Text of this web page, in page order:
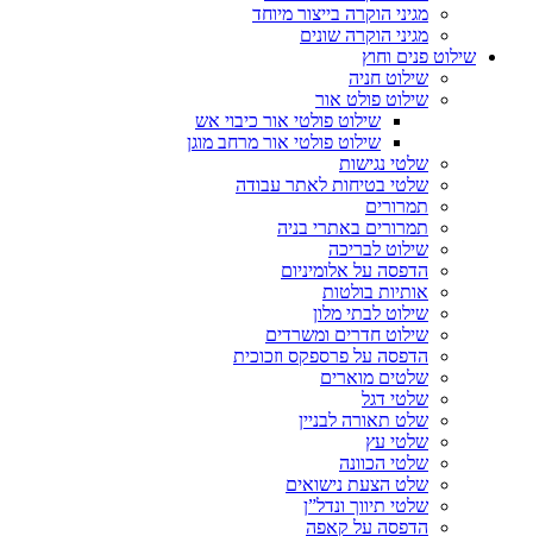
מגיני הוקרה בייצור מיוחד
מגיני הוקרה שונים
שילוט פנים וחוץ
שילוט חניה
שילוט פולט אור
שילוט פולטי אור כיבוי אש
שילוט פולטי אור מרחב מוגן
שלטי נגישות
שלטי בטיחות לאתר עבודה
תמרורים
תמרורים באתרי בניה
שילוט לבריכה
הדפסה על אלומיניום
אותיות בולטות
שילוט לבתי מלון
שילוט חדרים ומשרדים
הדפסה על פרספקס וזכוכית
שלטים מוארים
שלטי דגל
שלט תאורה לבניין
שלטי עץ
שלטי הכוונה
שלט הצעת נישואים
שלטי תיווך ונדל”ן
הדפסה על קאפה